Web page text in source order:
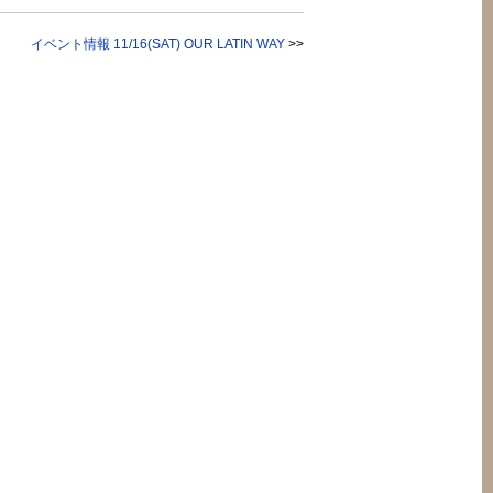
イベント情報 11/16(SAT) OUR LATIN WAY >>